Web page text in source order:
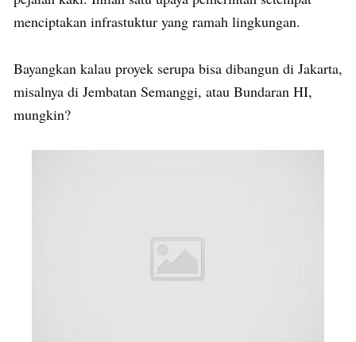
menciptakan infrastuktur yang ramah lingkungan.
Bayangkan kalau proyek serupa bisa dibangun di Jakarta,
misalnya di Jembatan Semanggi, atau Bundaran HI,
mungkin?